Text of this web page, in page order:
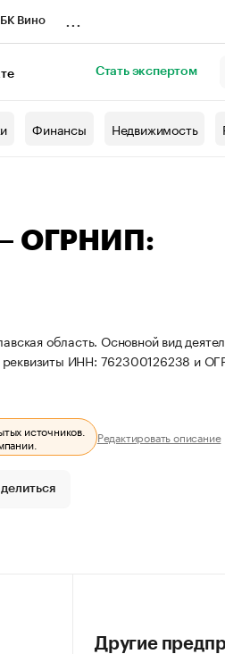
Вино
Стать экспертом
Финансы Недвижимость
— ОГРНИП:
область. Основной вид
реквизиты ИНН: 762300126238 и
источников. Редактировать описание
Другие